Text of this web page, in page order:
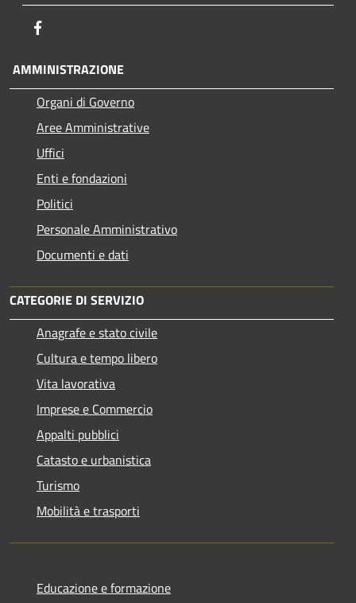
AMMINISTRAZIONE
Organi di Governo
Aree Amministrative
Uffici
Enti e fondazioni
Politici
Personale Amministrativo
Documenti e dati
CATEGORIE DI SERVIZIO
Anagrafe e stato civile
Cultura e tempo libero
Vita lavorativa
Imprese e Commercio
Appalti pubblici
Catasto e urbanistica
Turismo
Mobilità e trasporti
Educazione e formazione